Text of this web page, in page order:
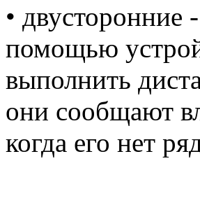
•
помощью
выполнить
они сообщают
когда его нет